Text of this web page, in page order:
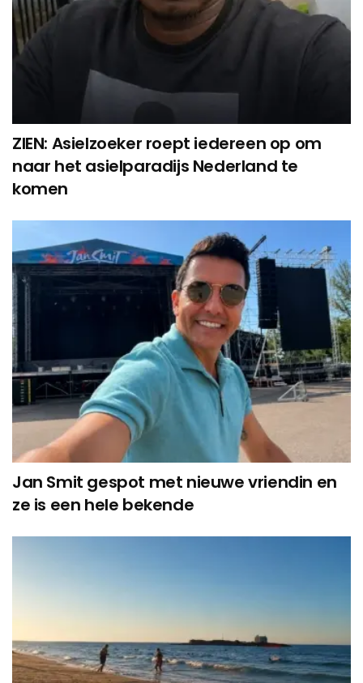
ZIEN: Asielzoeker roept iedereen op om
naar het asielparadijs Nederland te
komen
Jan Smit gespot met nieuwe vriendin en
ze is een hele bekende